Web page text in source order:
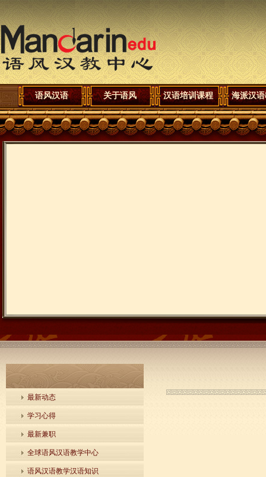
语风汉语 关于语风 汉语培训课程 海派汉
最新动态
学习心得
最新兼职
全球语风汉语教学中心
语风汉语教学汉语知识